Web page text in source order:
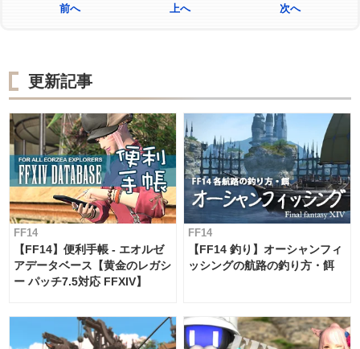
前へ 上へ 次へ
更新記事
FF14
【FF14】便利手帳 - エオルゼ
アデータベース【黄金のレガシ
ー パッチ7.5対応 FFXIV】
FF14
【FF14 釣り】オーシャンフィ
ッシングの航路の釣り方・餌